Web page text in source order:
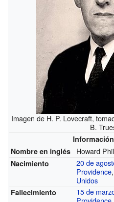
Imagen de H. P. Lovecraft,
B.
Nombre en inglés
Howard
Nacimiento 20 de
Providence,
Unidos
Fallecimiento 15 de